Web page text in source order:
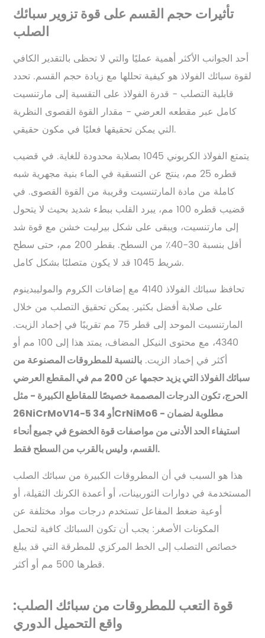
تأثيرات حجم القسم على قوة تزوير سبائك
الصلب
أحد الجوانب الأكثر أهمية عمليًا والتي لا تحظى بالتقدير الكافي
لقوة سبائك الفولاذ هو كيفية تحللها مع زيادة حجم القسم. تحدد
قابلية التصلب - قدرة الفولاذ على التقسية إلى مارتنسيت
كامل عبر مقطعه العرضي - مقدار القوة القصوى النظرية
التي يمكن تحقيقها فعليًا في مكون حقيقي.
يتمتع الفولاذ الكربوني 1045 بصلابة محدودة للغاية. في قضيب
قطره 25 مم، ينتج عن التسقية في الماء بنية مجهرية شبه
كاملة من مادة المارتنسيت وقريبة من القوة القصوى. في
قضيب قطره 100 مم، يبرد القلب ببطء شديد بحيث لا يتحول
إلى مارتنسيت، ويبقى على شكل بيرليت خشن مع قوة شد
أقل بنسبة 30-40٪ من السطح. بقطر 200 مم، حتى سطح
شريط 1045 قد لا يكون متصلبًا بشكل كامل.
تحافظ سبائك الفولاذ 4140 مع إضافات الكروم والموليبدينوم
على صلابة أفضل بكثير. يمكن تحقيق التصلب من خلال
المارتنسيت الموحد إلى قطر 75 مم تقريبًا في إخماد الزيت.
4340، مع محتوى النيكل المضاف، يمتد هذا إلى 100 مم أو
أكثر في إخماد الزيت. بالنسبة للمطروقات المصنوعة من
سبائك الفولاذ التي يزيد حجمها عن 200 مم في المقطع العرضي
الحرج، تكون الدرجات المصممة خصيصًا للمقاطع الكبيرة - مثل
26NiCrMoV14-5 أو 34CrNiMo6 - مطلوبة لضمان
استيفاء الحد الأدنى من مواصفات قوة الخضوع في جميع أنحاء
القسم، وليس بالقرب من السطح فقط.
هذا هو السبب في أن المطروقات الكبيرة من سبائك الصلب
المستخدمة في دوارات التوربينات، أو أعمدة الكرنك الثقيلة، أو
أوعية ضغط المفاعل تستخدم درجات مواد مختلفة عن
المكونات الأصغر: يجب أن تكون السبائك كافية لتحمل
خصائص التصلب إلى الخط المركزي للمطرقة التي قد يبلغ
قطرها 500 مم أو أكثر.
قوة التعب للمطروقات من سبائك الصلب:
واقع التحميل الدوري